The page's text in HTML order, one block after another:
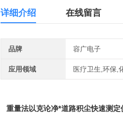
详细介绍 在线留言
品牌 容广电子
应用领域 医疗卫生,环保,
重量法以克论净*道路积尘快速测定